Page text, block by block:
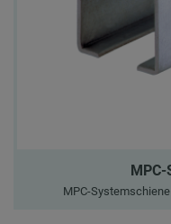
MPC-